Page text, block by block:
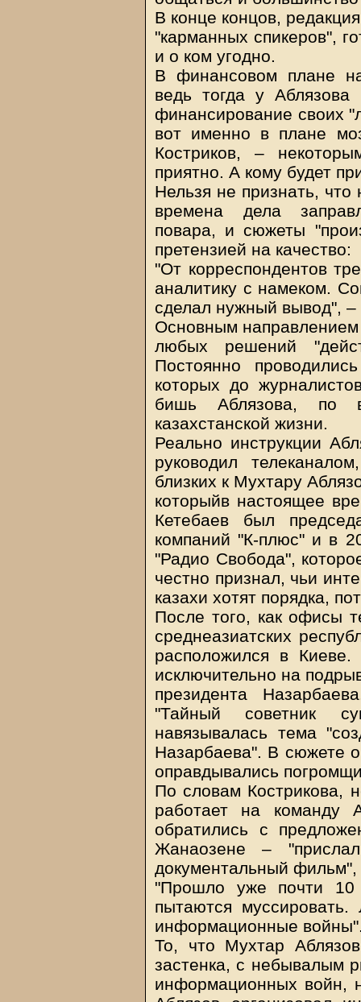
В конце концов,
"карманных спикеров",
и о ком угодно.
В финансовом плане
ведь тогда у
финансирование своих
вот именно в плане
Костриков, –
приятно. А кому будет
Нельзя не признать,
времена дела
повара, и сюжеты
претензией на качество:
"От корреспондентов
аналитику с намеком.
сделал нужный вывод",
Основным направлением
любых решений
Постоянно
которых до
бишь Аблязова, по
казахстанской жизни.
Реально инструкции
руководил
близких к Мухтару
которыйв настоящее
Кетебаев был
компаний "К-плюс" и в
"Радио Свобода",
честно признал, чьи
казахи хотят порядка,
После того, как офисы
среднеазиатских
расположился в
исключительно на
президента
"Тайный советник
навязывалась тема
Назарбаева". В сюжете
оправдывались
По словам Кострикова,
работает на команду
обратились с
Жанаозене –
документальный фильм",
"Прошло уже почти
пытаются
информационные
То, что Мухтар
застенка, с небывалым
информационных войн,